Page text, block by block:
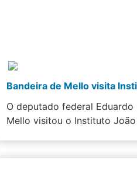
O deputado federal Eduardo
Mello visitou o Instituto